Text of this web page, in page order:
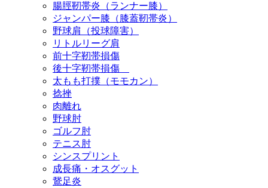
腸脛靭帯炎（ランナー膝）
ジャンパー膝（膝蓋靭帯炎）
野球肩（投球障害）
リトルリーグ肩
前十字靭帯損傷
後十字靭帯損傷
太もも打撲（モモカン）
捻挫
肉離れ
野球肘
ゴルフ肘
テニス肘
シンスプリント
成長痛・オスグット
鵞足炎